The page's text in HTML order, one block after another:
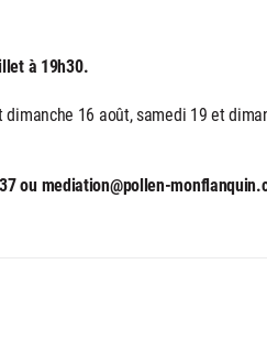
à 19h30.
16 août, samedi 19 et
ou mediation@pollen-